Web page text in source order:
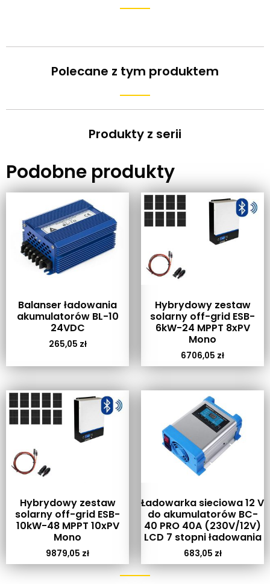
Polecane z tym produktem
Produkty z serii
Podobne produkty
Balanser ładowania
akumulatorów BL-10
24VDC
265,05 zł
Hybrydowy zestaw
solarny off-grid ESB-
6kW-24 MPPT 8xPV
Mono
6706,05 zł
Hybrydowy zestaw
solarny off-grid ESB-
10kW-48 MPPT 10xPV
Mono
9879,05 zł
Ładowarka sieciowa 12 V
do akumulatorów BC-
40 PRO 40A (230V/12V)
LCD 7 stopni ładowania
683,05 zł